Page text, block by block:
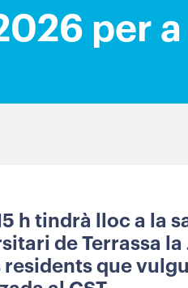
per
h tindrà lloc a la
de Terrassa
residents que